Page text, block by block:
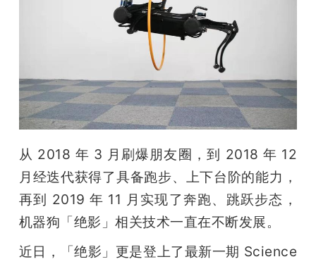
从 2018 年 3 月刷爆朋友圈，到 2018 年 12
月经迭代获得了具备跑步、上下台阶的能力，
再到 2019 年 11 月实现了奔跑、跳跃步态，
机器狗「绝影」相关技术一直在不断发展。
近日，「绝影」更是登上了最新一期 Science